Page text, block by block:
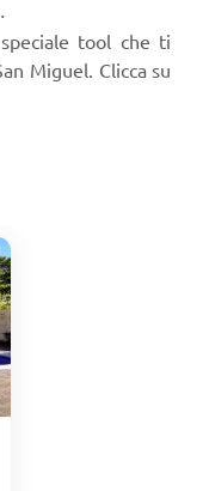
tool che ti
Miguel. Clicca su